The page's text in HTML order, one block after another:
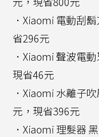
．Xiaomi 電動刮
省296元
．Xiaomi 聲波電
現省46元
．Xiaomi 水離子
元，現省396元
．Xiaomi 理髮器